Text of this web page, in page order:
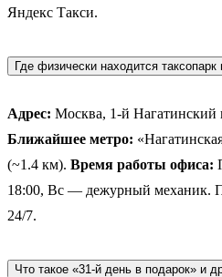
Яндекс Такси.
Где физически находится таксопарк
Адрес: Москва, 1-й Нагатинский
Ближайшее метро:
(~1.4 км). Время работы офиса:
18:00, Вс — дежурный механик.
24/7.
Что такое «31-й день в подарок» и